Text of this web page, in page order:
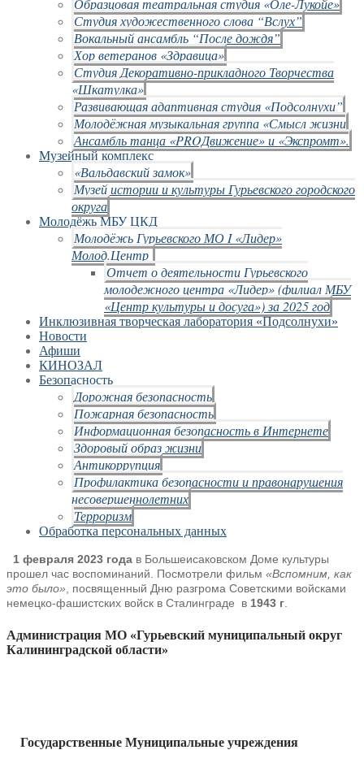
Образцовая театральная студия «Оле-Лукойе»
Студия художественного слова “Вслух”
Вокальный ансамбль “После дождя”
Хор ветеранов «Здравица»
Студия Декоративно-прикладного Творчества
«Шкатулка»
Развивающая адаптивная студия «Подсолнухи”
Молодёжная музыкальная группа «Смысл жизни
Ансамбль танца «PROДвижение» и «Экспромт».
Музейный комплекс
«Вальдавский замок»
Музей истории и культуры Гурьевского городского
округа
Молодёжь МБУ ЦКД
Молодёжь Гурьевского МО I «Лидер»
Молод.Центр
Отчет о деятельности Гурьевского
молодежного центра «Лидер» (филиал МБУ
«Центр культуры и досуга») за 2025 год
Инклюзивная творческая лаборатория «Подсолнухи»
Новости
Афиши
КИНОЗАЛ
Безопасность
Дорожная безопасность
Пожарная безопасность
Информационная безопасность в Интернете
Здоровый образ жизни
Антикоррупция
Профилактика безопасности и правонарушения
несовершеннолетних
Терроризм
Обработка персональных данных
1 февраля 2023 года в Большеисаковском Доме культуры
прошел час воспоминаний. Посмотрели фильм «Вспомним, как
это было», посвященный Дню разгрома Советскими войсками
немецко-фашистских войск в Сталинграде в 1943 г.
Администрация МО «Гурьевский муниципальный округ
Калининградской области»
Государственные Муниципальные учреждения